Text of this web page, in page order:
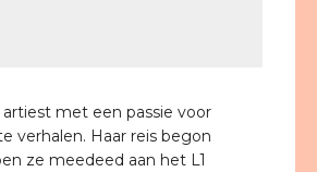
met een passie voor
verhalen. Haar reis begon
ze meedeed aan het L1